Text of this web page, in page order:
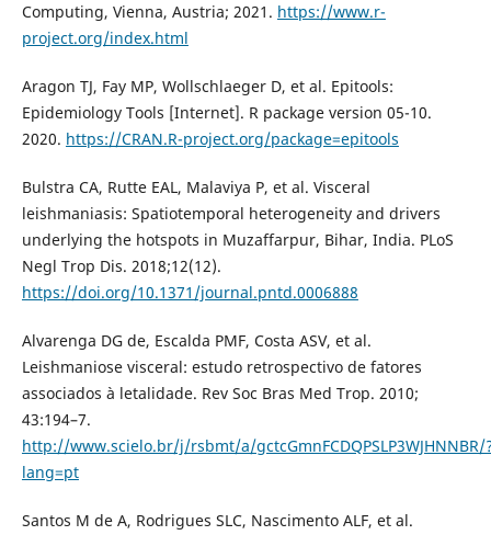
Computing, Vienna, Austria; 2021. https://www.r-
project.org/index.html
Aragon TJ, Fay MP, Wollschlaeger D, et al. Epitools:
Epidemiology Tools [Internet]. R package version 05-10.
2020. https://CRAN.R-project.org/package=epitools
Bulstra CA, Rutte EAL, Malaviya P, et al. Visceral
leishmaniasis: Spatiotemporal heterogeneity and drivers
underlying the hotspots in Muzaffarpur, Bihar, India. PLoS
Negl Trop Dis. 2018;12(12).
https://doi.org/10.1371/journal.pntd.0006888
Alvarenga DG de, Escalda PMF, Costa ASV, et al.
Leishmaniose visceral: estudo retrospectivo de fatores
associados à letalidade. Rev Soc Bras Med Trop. 2010;
43:194–7.
http://www.scielo.br/j/rsbmt/a/gctcGmnFCDQPSLP3WJHNNBR/
lang=pt
Santos M de A, Rodrigues SLC, Nascimento ALF, et al.